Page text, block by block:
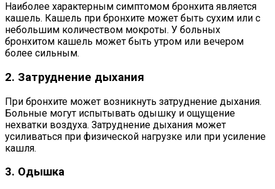
Наиболее характерным симптомом бронхита является
кашель. Кашель при бронхите может быть сухим или с
небольшим количеством мокроты. У больных
бронхитом кашель может быть утром или вечером
более сильным.
2. Затруднение дыхания
При бронхите может возникнуть затруднение дыхания.
Больные могут испытывать одышку и ощущение
нехватки воздуха. Затруднение дыхания может
усиливаться при физической нагрузке или при усиление
кашля.
3. Одышка